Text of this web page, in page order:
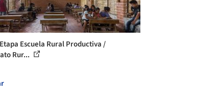
Escuela Rural Productiva /
Rur...